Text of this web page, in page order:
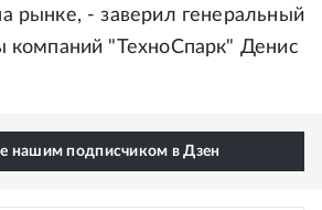
рынке, - заверил генеральный
компаний "ТехноСпарк" Денис
нашим подписчиком в Дзен